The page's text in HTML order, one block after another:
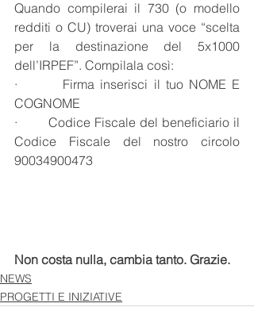
Quando compilerai il 730 (o modello
redditi o CU) troverai una voce “scelta
per la destinazione del 5x1000
dell’IRPEF”. Compilala così:
·        Firma inserisci il tuo NOME E
COGNOME
·        Codice Fiscale del beneficiario il
Codice Fiscale del nostro circolo
90034900473
Non costa nulla, cambia tanto. Grazie.
NEWS
PROGETTI E INIZIATIVE